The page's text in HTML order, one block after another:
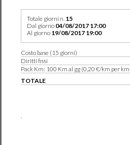
Totale giorni n. 15
Dal giorno 04/08/2017 17:00
Al giorno 19/08/2017 19:00
Costo base (15 giorni)
Diritti fissi
Pack Km: 100 Km al gg (0,20 €/km per
TOTALE
.